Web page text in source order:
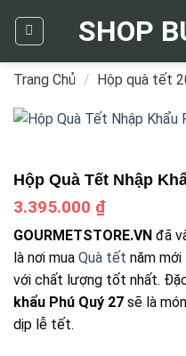
SHOP
Trang Chủ / Hộp quà tết
Hộp Quà Tết Nhập
3.395.000 ₫
GOURMETSTORE.VN đã
là nơi mua Quà tết năm
với chất lượng tốt nhất.
khẩu Phú Quý 27 sẽ là
dịp lễ tết.